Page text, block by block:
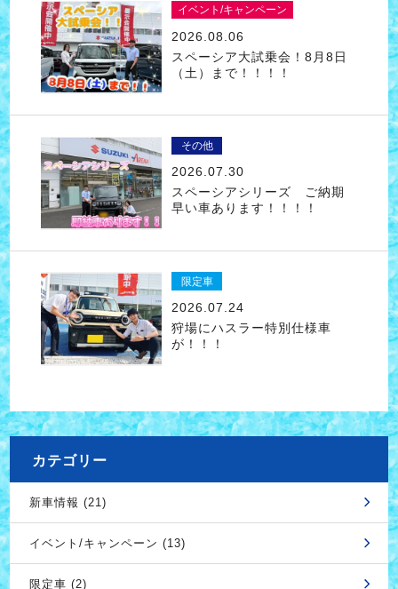
イベント/キャンペーン
2026.08.06
スペーシア大試乗会！8月8日
（土）まで！！！！
その他
2026.07.30
スペーシアシリーズ ご納期
早い車あります！！！！
限定車
2026.07.24
狩場にハスラー特別仕様車
が！！！
カテゴリー
新車情報 (21)
イベント/キャンペーン (13)
限定車 (2)